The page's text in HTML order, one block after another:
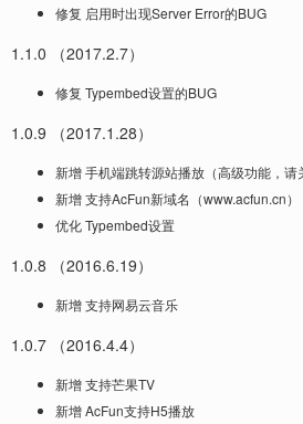
修复 启用时出现Server Error的BUG
1.1.0 （2017.2.7）
修复 Typembed设置的BUG
1.0.9 （2017.1.28）
新增 手机端跳转源站播放（高级功能，请
新增 支持AcFun新域名（www.acfun.cn）
优化 Typembed设置
1.0.8 （2016.6.19）
新增 支持网易云音乐
1.0.7 （2016.4.4）
新增 支持芒果TV
新增 AcFun支持H5播放